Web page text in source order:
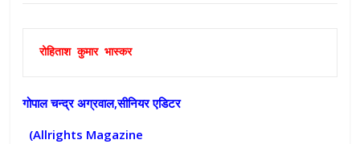
रोहिताश कुमार भास्कर
गोपाल चन्द्र अग्रवाल,सीनियर एडिटर
(Allrights Magazine